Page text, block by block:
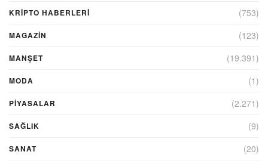
KRIPTO HABERLERI (753)
MAGAZİN (123)
MANŞET (19.391)
MODA (1)
PİYASALAR (2.271)
SAĞLIK (9)
SANAT (20)